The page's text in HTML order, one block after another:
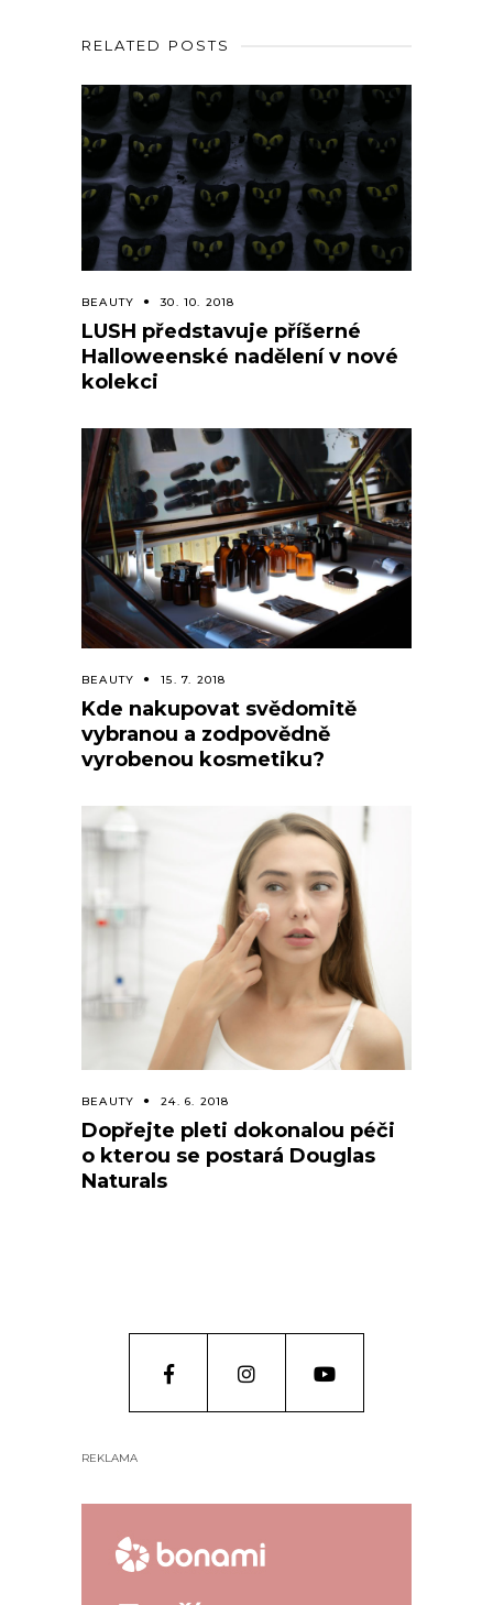
RELATED POSTS
BEAUTY 30. 10. 2018
LUSH představuje příšerné
Halloweenské nadělení v nové
kolekci
BEAUTY 15. 7. 2018
Kde nakupovat svědomitě
vybranou a zodpovědně
vyrobenou kosmetiku?
BEAUTY 24. 6. 2018
Dopřejte pleti dokonalou péči
o kterou se postará Douglas
Naturals
REKLAMA